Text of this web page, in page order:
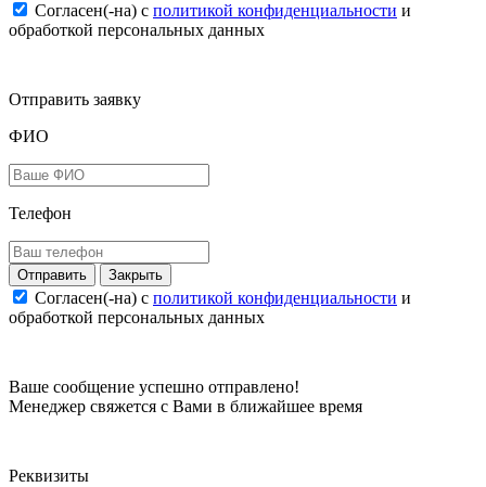
Согласен(-на) c политикой конфиденциальности и
обработкой персональных данных
Отправить заявку
ФИО
Телефон
Закрыть
Согласен(-на) c политикой конфиденциальности и
обработкой персональных данных
Ваше сообщение успешно отправлено!
Менеджер свяжется с Вами в ближайшее время
Реквизиты